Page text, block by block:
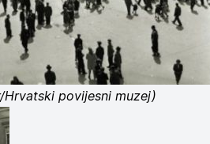
povijesni muzej)